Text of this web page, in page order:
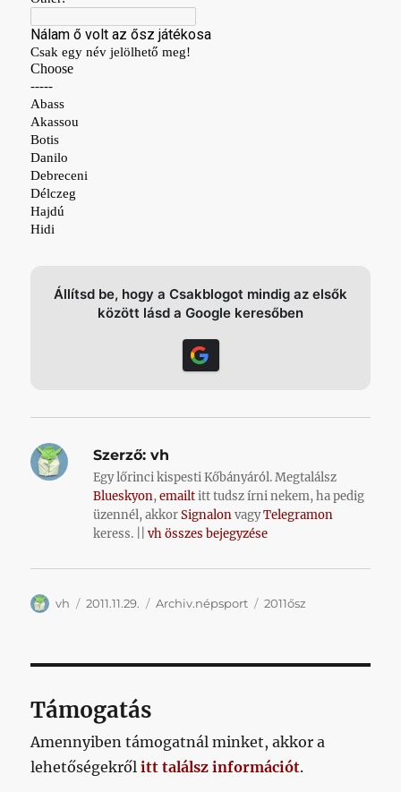
Állítsd be, hogy a Csakblogot mindig az elsők
között lásd a Google keresőben
Szerző: vh
Egy lőrinci kispesti Kőbányáról. Megtalálsz
Blueskyon,emailtitt tudsz írni nekem, ha pedig
üzennél, akkorSignalonvagyTelegramon
keress. ||vh összes bejegyzése
Szerző
vh Közzétéve
2011.11.29. Kategória
Archiv.népsport Címke
2011ősz
Támogatás
Amennyiben támogatnál minket, akkor a
lehetőségekrőlitt találsz információt.